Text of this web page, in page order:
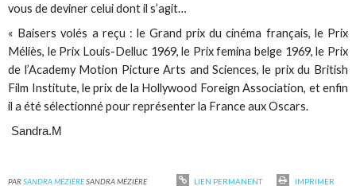
vous de deviner celui dont il s’agit…
« Baisers volés a reçu : le Grand prix du cinéma français, le Prix
Méliès, le Prix Louis-Delluc 1969, le Prix femina belge 1969, le Prix
de l’Academy Motion Picture Arts and Sciences, le prix du British
Film Institute, le prix de la Hollywood Foreign Association, et enfin
il a été sélectionné pour représenter la France aux Oscars.
Sandra.M
PARSANDRA MÉZIÈRESANDRA MÉZIÈRE LIEN PERMANENT
IMPRIMER